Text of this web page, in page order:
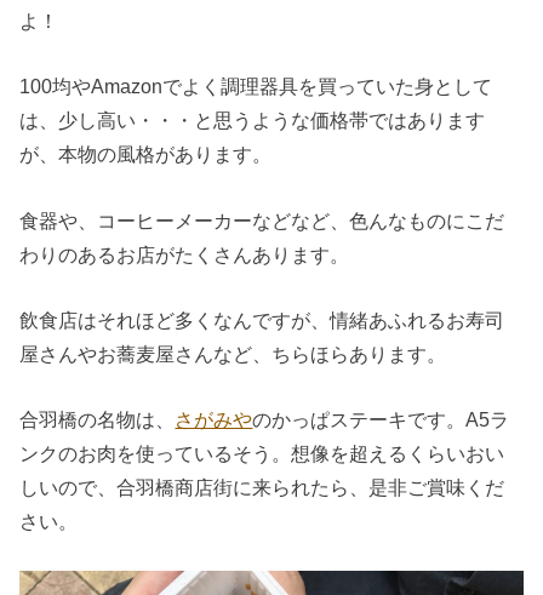
よ！
100均やAmazonでよく調理器具を買っていた身として
は、少し高い・・・と思うような価格帯ではあります
が、本物の風格があります。
食器や、コーヒーメーカーなどなど、色んなものにこだ
わりのあるお店がたくさんあります。
飲食店はそれほど多くなんですが、情緒あふれるお寿司
屋さんやお蕎麦屋さんなど、ちらほらあります。
合羽橋の名物は、 さがみやのかっぱステーキです。A5ラ
ンクのお肉を使っているそう。想像を超えるくらいおい
しいので、合羽橋商店街に来られたら、是非ご賞味くだ
さい。